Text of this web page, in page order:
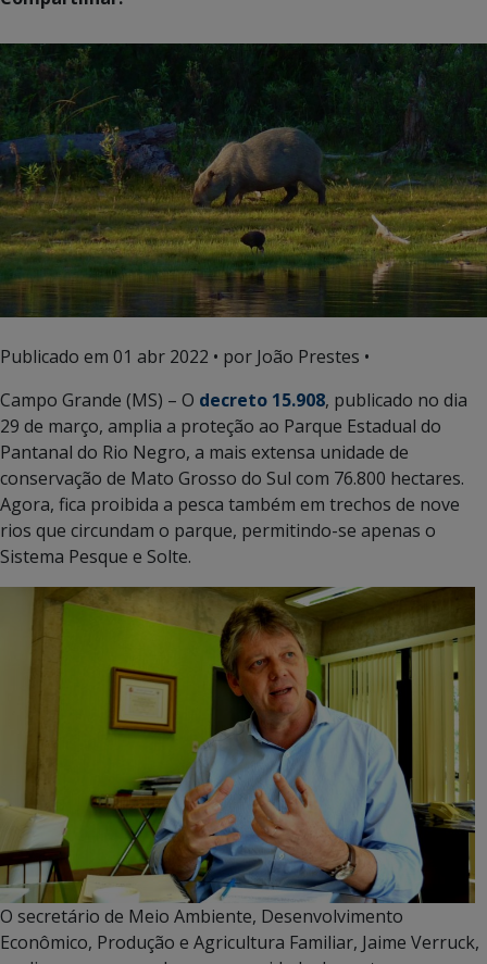
Publicado em 01 abr 2022 • por João Prestes •
Campo Grande (MS) – O decreto 15.908, publicado no dia
29 de março, amplia a proteção ao Parque Estadual do
Pantanal do Rio Negro, a mais extensa unidade de
conservação de Mato Grosso do Sul com 76.800 hectares.
Agora, fica proibida a pesca também em trechos de nove
rios que circundam o parque, permitindo-se apenas o
Sistema Pesque e Solte.
O secretário de Meio Ambiente, Desenvolvimento
Econômico, Produção e Agricultura Familiar, Jaime Verruck,